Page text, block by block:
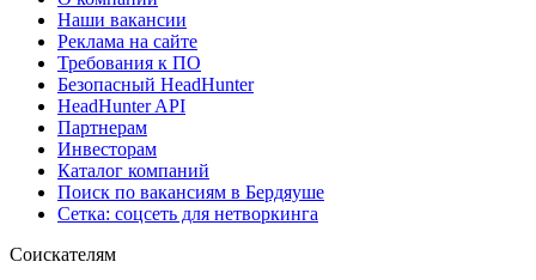
Наши вакансии
Реклама на сайте
Требования к ПО
Безопасный HeadHunter
HeadHunter API
Партнерам
Инвесторам
Каталог компаний
Поиск по вакансиям в Бердяуше
Сетка: соцсеть для нетворкинга
Соискателям